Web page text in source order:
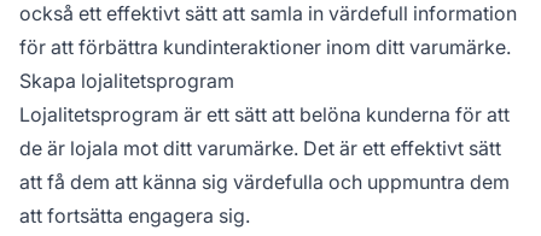
också ett effektivt sätt att samla in värdefull information
för att förbättra kundinteraktioner inom ditt varumärke.
Skapa lojalitetsprogram
Lojalitetsprogram är ett sätt att belöna kunderna för att
de är lojala mot ditt varumärke. Det är ett effektivt sätt
att få dem att känna sig värdefulla och uppmuntra dem
att fortsätta engagera sig.